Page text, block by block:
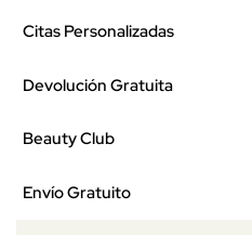
Citas Personalizadas
Devolución Gratuita
Beauty Club
Envío Gratuito